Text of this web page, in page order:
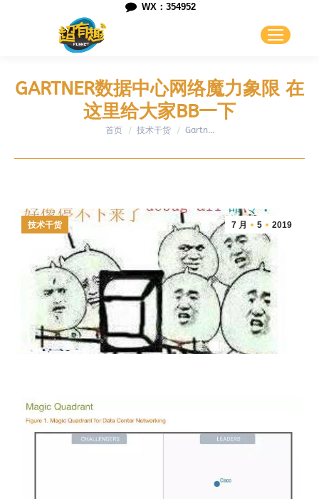
WX：354952
GARTNER数据中心网络魔力象限 在
这里给大家BB一下
您在这里：
首页 技术干货 Gartn…
7 月 5 2019
技术干货